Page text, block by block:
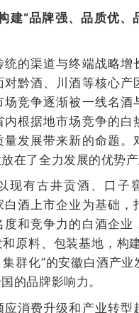
建“品牌强、品质优、
的渠道与终端战略增
黔酒、川酒等核心产
场竞争逐渐被一线名酒
根据地市场竞争的白
发展带来新的命题。
在了全力发展的优势产
现有古井贡酒、口子
酒上市企业为基础，
度和竞争力的白酒企业
原料、包装基地，构建
群化”的安徽白酒产业
的品牌影响力。
消费升级和产业转型